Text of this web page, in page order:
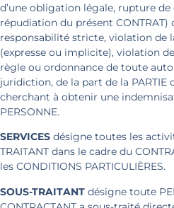
d’une obligation légale, rupture
répudiation du présent CONTRAT)
responsabilité stricte, violation de
(expresse ou implicite), violation
règle ou ordonnance de toute
juridiction, de la part de la PARTIE
cherchant à obtenir une
PERSONNE.
SERVICES désigne toutes les
TRAITANT dans le cadre du
les CONDITIONS PARTICULIÈRES.
SOUS-TRAITANT désigne toute